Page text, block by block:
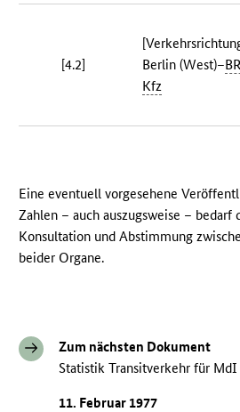
[4.2]
Berlin (West)–
Kfz
Eine eventuell vorgesehene
Zahlen – auch auszugsweise – bedarf
Konsultation und Abstimmung
beider Organe.
Zum nächsten Dokument
Statistik Transitverkehr für
11. Februar 1977